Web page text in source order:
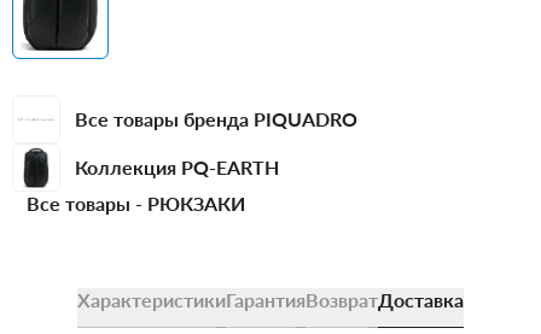
Все товары бренда PIQUADRO
Коллекция PQ-EARTH
Все товары - РЮКЗАКИ
ХарактеристикиГарантияВозвратДоставка